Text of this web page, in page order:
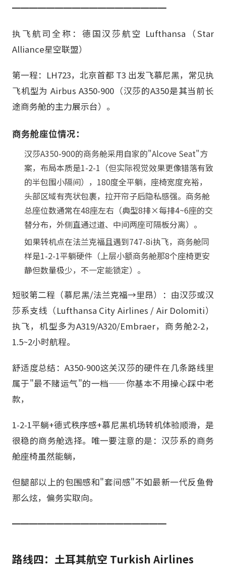
━━━━━━━━━━━━━━━━━━
执飞航司全称：德国汉莎航空 Lufthansa（Star
Alliance星空联盟）
第一程：LH723，北京首都 T3 出发飞慕尼黑，常见执
飞机型为 Airbus A350-900（汉莎的A350是其当前长
途商务舱的主力展示台）。
商务舱座位情况：
汉莎A350-900的商务舱采用自家的"Alcove Seat"方
案，布局本质是1-2-1（但实际视觉效果更像错落有致
的半包围小隔间），180度全平躺，座椅宽度充裕，
头部区域有壳状包裹，拉开帘子后隐私感强。商务舱
总座位数通常在48座左右（典型8排×每排4~6座的交
替分布，外侧直通过道、中间两座可隔板分离）。
如果转机点在法兰克福且遇到747-8i执飞，商务舱同
样是1-2-1平躺硬件（上层小额商务舱那8个座椅更安
静但数量极少，不一定能锁定）。
短驳第二程（慕尼黑/法兰克福→里昂）：由汉莎或汉
莎系支线（Lufthansa City Airlines / Air Dolomiti）
执飞，机型多为A319/A320/Embraer，商务舱2-2，
1.5~2小时航程。
舒适度总结：A350-900这关汉莎的硬件在几条路线里
属于"最不赌运气"的一档——你基本不用操心踩中老
款，
1-2-1平躺+德式秩序感+慕尼黑机场转机体验顺滑，是
很稳的商务舱选择。唯一要注意的是：汉莎系的商务
舱座椅虽然能躺，
但腿部以上的包围感和"套间感"不如最新一代反鱼骨
那么炫，偏务实取向。
━━━━━━━━━━━━━━━━━━
路线四：土耳其航空 Turkish Airlines